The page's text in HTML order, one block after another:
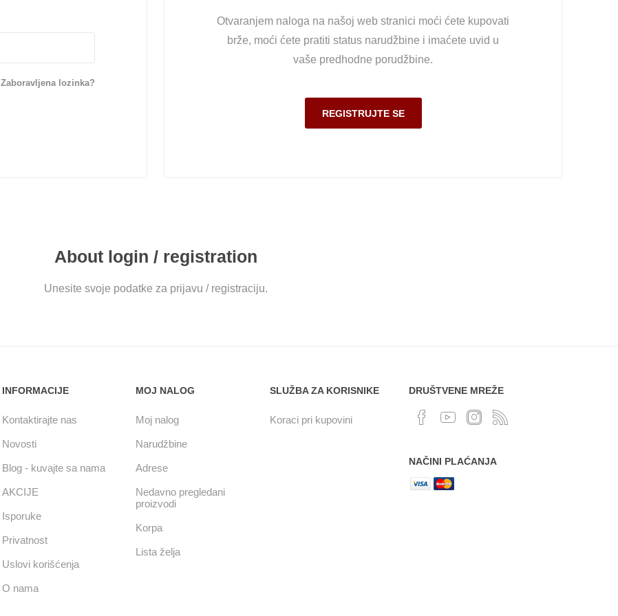
Otvaranjem naloga na našoj web stranici moći ćete kupovati
brže, moći ćete pratiti status narudžbine i imaćete uvid u
vaše predhodne porudžbine.
Zaboravljena lozinka?
About login / registration
Unesite svoje podatke za prijavu / registraciju.
INFORMACIJE
Kontaktirajte nas
Novosti
Blog - kuvajte sa nama
AKCIJE
Isporuke
Privatnost
Uslovi korišćenja
O nama
MOJ NALOG
Moj nalog
Narudžbine
Adrese
Nedavno pregledani
proizvodi
Korpa
Lista želja
SLUŽBA ZA KORISNIKE
Koraci pri kupovini
DRUŠTVENE MREŽE
NAČINI PLAĆANJA